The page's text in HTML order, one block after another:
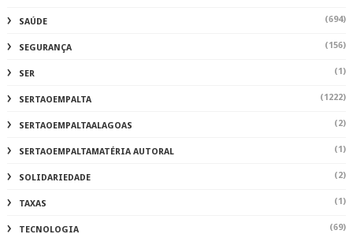
SAÚDE (694)
SEGURANÇA (156)
SER (1)
SERTAOEMPALTA (1222)
SERTAOEMPALTAALAGOAS (2)
SERTAOEMPALTAMATÉRIA AUTORAL (1)
SOLIDARIEDADE (2)
TAXAS (1)
TECNOLOGIA (69)